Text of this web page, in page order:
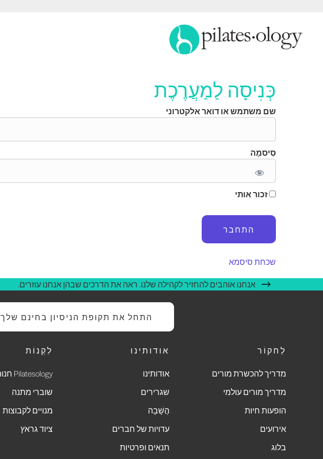
כְּנִיסָה לַמַעֲרֶכֶת
שם משתמש או דואר אלקטרוני
סִיסמָה
זכור אותי
שכחת סיסמא
אנחנו אוהבים להחזיר לקהילה שלנו. ראה את הדרכים שבהן אנחנו עוזרים.
התחל את תקופת הניסיון בחינם שלך
לַחקוֹר
מדריך להכשרת מורים
מדריך מורים עולמי
הופעות חיות
אירועים
בלוג
אודותינו
אודותינו
שגרירים
הֲשָׁבָה
עדויות של חברים
תנאים ופרטיות
לִקְנוֹת
Pilatesology חנות
שוברי מתנה
מנויים לקבוצות
ציוד גראץ